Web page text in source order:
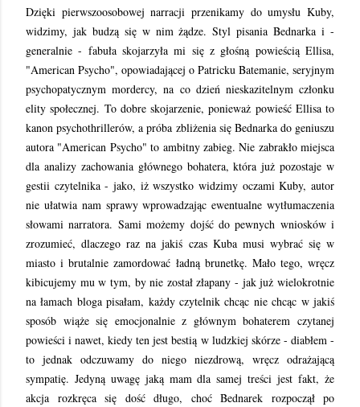
Dzięki pierwszoosobowej narracji przenikamy do umysłu Kuby,
widzimy, jak budzą się w nim żądze. Styl pisania Bednarka i -
generalnie - fabuła skojarzyła mi się z głośną powieścią Ellisa,
"American Psycho", opowiadającej o Patricku Batemanie, seryjnym
psychopatycznym mordercy, na co dzień nieskazitelnym członku
elity społecznej. To dobre skojarzenie, ponieważ powieść Ellisa to
kanon psychothrillerów, a próba zbliżenia się Bednarka do geniuszu
autora "American Psycho" to ambitny zabieg. Nie zabrakło miejsca
dla analizy zachowania głównego bohatera, która już pozostaje w
gestii czytelnika - jako, iż wszystko widzimy oczami Kuby, autor
nie ułatwia nam sprawy wprowadzając ewentualne wytłumaczenia
słowami narratora. Sami możemy dojść do pewnych wniosków i
zrozumieć, dlaczego raz na jakiś czas Kuba musi wybrać się w
miasto i brutalnie zamordować ładną brunetkę. Mało tego, wręcz
kibicujemy mu w tym, by nie został złapany - jak już wielokrotnie
na łamach bloga pisałam, każdy czytelnik chcąc nie chcąc w jakiś
sposób wiąże się emocjonalnie z głównym bohaterem czytanej
powieści i nawet, kiedy ten jest bestią w ludzkiej skórze - diabłem -
to jednak odczuwamy do niego niezdrową, wręcz odrażającą
sympatię. Jedyną uwagę jaką mam dla samej treści jest fakt, że
akcja rozkręca się dość długo, choć Bednarek rozpoczął po